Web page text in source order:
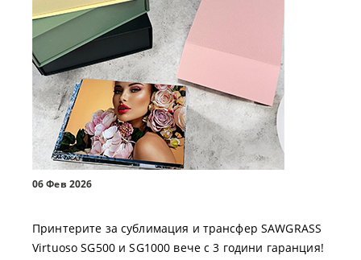
06 Фев 2026
Принтерите за сублимация и трансфер SAWGRASS
Virtuoso SG500 и SG1000 вече с 3 години гаранция!